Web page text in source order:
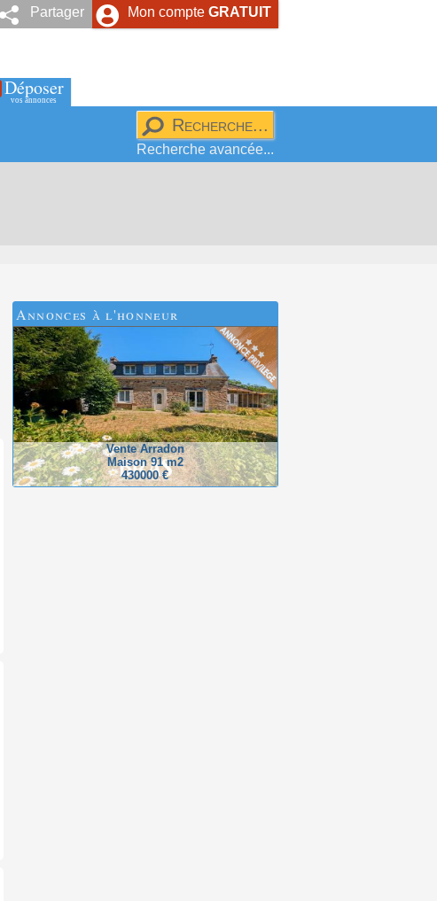
Mon compte GRATUIT
Partager
Déposer
vos annonces
Recherche avancée...
Annonces à l'honneur
Vente Arradon
Maison 91 m2
430000 €